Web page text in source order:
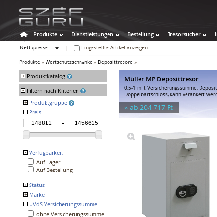
Produkte Dienstleistungen Bestellung Tresorsucher
Nettopreise
Eingestellte Artikel anzeigen
Produkte » Wertschutzschränke » Deposittresore »
+ Produktkatalog
Tresore
Wertschutzschränke
Wandtresore
Bodentresore
Stahlschränke
Möbeltresore
Panzerschränke
Deposittresore
Superkassen
Spezialtresore
Waffenschränke
Hoteltresore
- Filtern nach Kriterien
+ Produktgruppe
Müller MP
Müller MPE
GST-ISS Peine
GST-ISS Göttingen
GST-ISS Flensburg
Salvus Siena DI
GST-ISS Lübeck
Salvus Florence DII
GST-ISS Schwerin
- Preis
- Verfügbarkeit
Auf Lager
Auf Bestellung
+ Status
Populäre Artikel
Auslaufende Produkte
+ Marke
GOLD
GST TRESOR ISS
- UVdS Versicherungssumme
ohne Versicherungssumme
Müller MP Deposittresor
0,5-1 mFt Versicherungssumme,
Doppelbartschloss, kann verankert
» ab 204 717 Ft